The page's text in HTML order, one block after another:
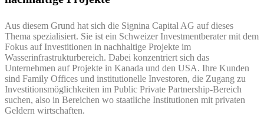
Aus diesem Grund hat sich die Signina Capital AG auf dieses
Thema spezialisiert. Sie ist ein Schweizer Investmentberater mit dem
Fokus auf Investitionen in nachhaltige Projekte im
Wasserinfrastrukturbereich. Dabei konzentriert sich das
Unternehmen auf Projekte in Kanada und den USA. Ihre Kunden
sind Family Offices und institutionelle Investoren, die Zugang zu
Investitionsmöglichkeiten im Public Private Partnership-Bereich
suchen, also in Bereichen wo staatliche Institutionen mit privaten
Geldern wirtschaften.